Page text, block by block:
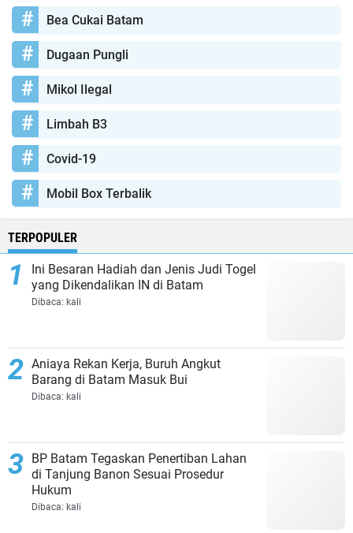
Bea Cukai Batam
Dugaan Pungli
Mikol Ilegal
Limbah B3
Covid-19
Mobil Box Terbalik
TERPOPULER
Ini Besaran Hadiah dan Jenis Judi Togel
yang Dikendalikan IN di Batam
Dibaca: kali
Aniaya Rekan Kerja, Buruh Angkut
Barang di Batam Masuk Bui
Dibaca: kali
BP Batam Tegaskan Penertiban Lahan
di Tanjung Banon Sesuai Prosedur
Hukum
Dibaca: kali